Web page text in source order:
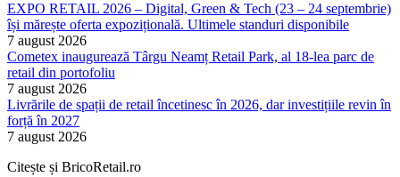
EXPO RETAIL 2026 – Digital, Green & Tech (23 – 24 septembrie)
își mărește oferta expozițională. Ultimele standuri disponibile
7 august 2026
Cometex inaugurează Târgu Neamț Retail Park, al 18-lea parc de
retail din portofoliu
7 august 2026
Livrările de spații de retail încetinesc în 2026, dar investițiile revin în
forță în 2027
7 august 2026
Citește și BricoRetail.ro